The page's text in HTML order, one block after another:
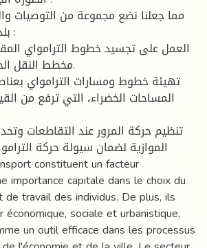
مما جعلنا نضع مجموعة من التوصيات
مخطط النقل
المساحات الخضراء، التي ترفع من
الموازية لضمان سيولة حركة
constituent un facteur
importance capitale dans le choix du
travail des individus. De plus, ils
sociale et urbanistique,
un outil efficace dans les processus